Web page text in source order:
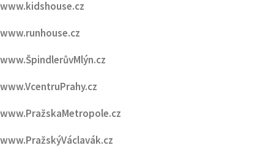
www.ŠpindlerůvMlýn.cz
www.VcentruPrahy.cz
www.PražskaMetropole.cz
www.PražskýVáclavák.cz
PORTÁLY HMG :